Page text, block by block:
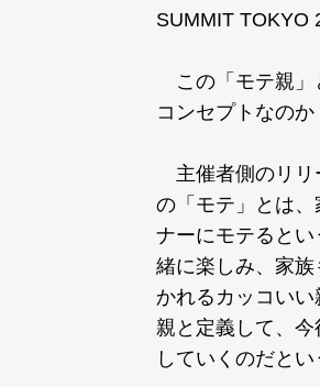
SUMMIT TOKYO
この「モテ親」
コンセプトなのか
主催者側のリリ
の「モテ」とは、
ナーにモテると
緒に楽しみ、家
かれるカッコい
親と定義して、
していくのだとい